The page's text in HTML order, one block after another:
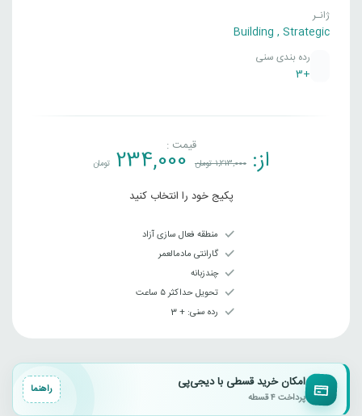
ژانـر
Building , Strategic
رده بندی سنی
+3
قیمت : از: 1,213,000تومان 234,000 تومان
پکیج خود را انتخاب کنید
منطقه فعال سازی آزاد
گارانتی مادمالعمر
چندزبانه
تحویل حداکثر ۵ ساعت
رده سنی‌: + 3
امکان خرید قسطی با دیجی‌پی
پرداخت ۴ قسطه
راهنما